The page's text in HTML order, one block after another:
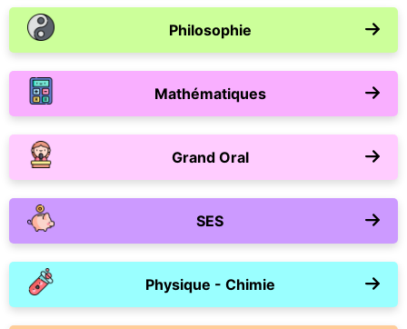
Philosophie
Mathématiques
Grand Oral
SES
Physique - Chimie